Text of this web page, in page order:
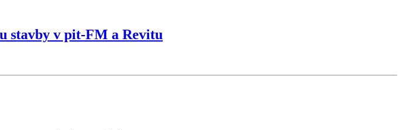
stavby v pit-FM a Revitu